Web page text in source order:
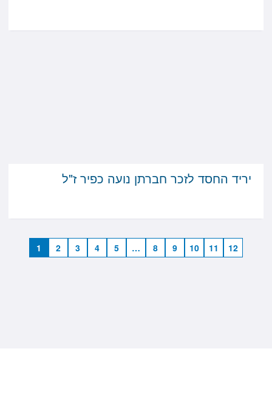
יריד החסד לזכר חברתן נועה כפיר ז"ל
1 2 3 4 5 … 8 9 10 11 12